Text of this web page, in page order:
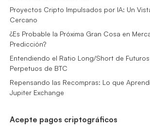
Proyectos Cripto Impulsados por IA: Un
Cercano
¿Es Probable la Próxima Gran Cosa en
Predicción?
Entendiendo el Ratio Long/Short de Futuros
Perpetuos de BTC
Repensando las Recompras: Lo que
Jupiter Exchange
Acepte pagos criptográficos